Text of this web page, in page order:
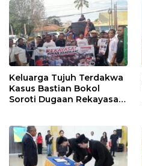
Keluarga Tujuh Terdakwa
Kasus Bastian Bokol
Soroti Dugaan Rekayasa